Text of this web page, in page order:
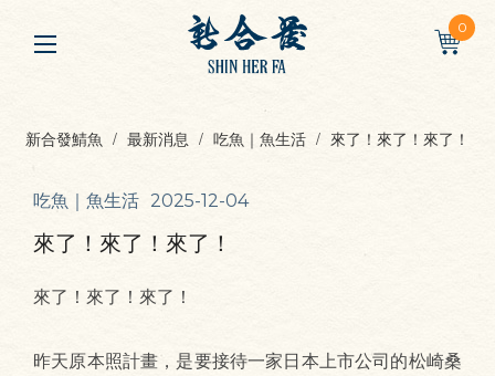
0
新合發鯖魚 最新消息 吃魚｜魚生活 來了！來了！來了！
吃魚｜魚生活 2025-12-04
來了！來了！來了！
來了！來了！來了！
昨天原本照計畫，是要接待一家日本上市公司的松崎桑